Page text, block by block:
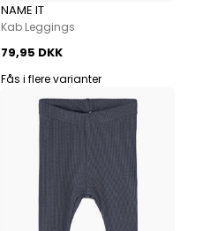
NAME IT
Kab Leggings
79,95 DKK
Fås i flere varianter